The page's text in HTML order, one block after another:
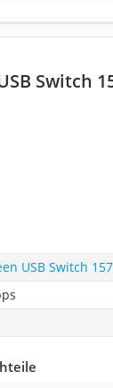
Switch
USB Switch